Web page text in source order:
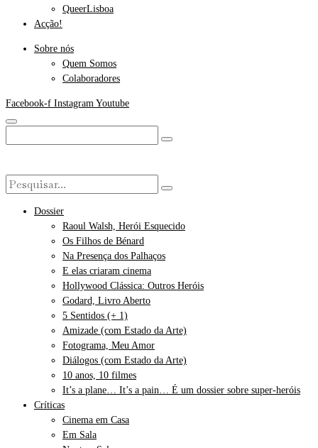
QueerLisboa
Acção!
Sobre nós
Quem Somos
Colaboradores
Facebook-f Instagram Youtube
Dossier
Raoul Walsh, Herói Esquecido
Os Filhos de Bénard
Na Presença dos Palhaços
E elas criaram cinema
Hollywood Clássica: Outros Heróis
Godard, Livro Aberto
5 Sentidos (+ 1)
Amizade (com Estado da Arte)
Fotograma, Meu Amor
Diálogos (com Estado da Arte)
10 anos, 10 filmes
It’s a plane… It’s a pain… É um dossier sobre super-heróis
Críticas
Cinema em Casa
Em Sala